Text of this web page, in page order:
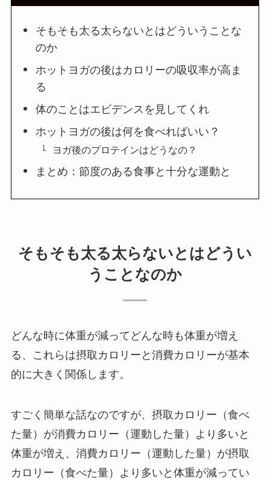
そもそも太る太らないとはどういうことな
のか
ホットヨガの後はカロリーの吸収率が高ま
る
体のことはエビデンスを見してくれ
ホットヨガの後は何を食べればいい？
ヨガ後のプロテインはどうなの？
まとめ：節度のある食事と十分な運動と
そもそも太る太らないとはどうい
うことなのか
どんな時に体重が減ってどんな時も体重が増え
る、これらは摂取カロリーと消費カロリーが基本
的に大きく関係します。
すごく簡単な話なのですが、摂取カロリー（食べ
た量）が消費カロリー（運動した量）より多いと
体重が増え、消費カロリー（運動した量）が摂取
カロリー（食べた量）より多いと体重が減ってい